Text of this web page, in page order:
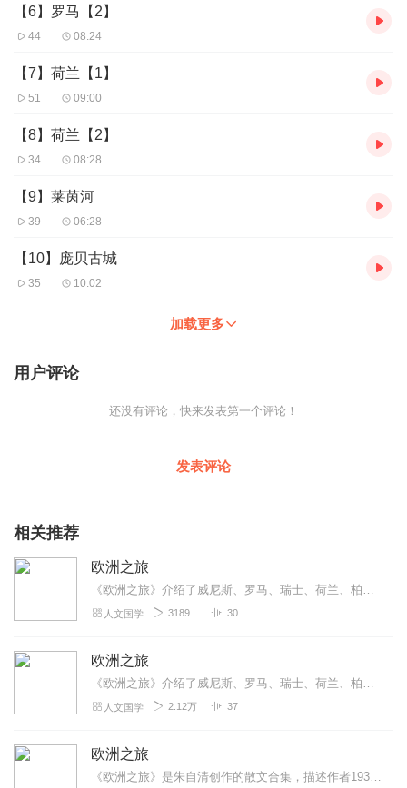
【6】罗马【2】
44 08:24
【7】荷兰【1】
51 09:00
【8】荷兰【2】
34 08:28
【9】莱茵河
39 06:28
【10】庞贝古城
35 10:02
加载更多
用户评论
还没有评论，快来发表第一个评论！
发表评论
相关推荐
欧洲之旅
《欧洲之旅》介绍了威尼斯、罗马、瑞士、荷兰、柏林等。
人文国学 3189 30
欧洲之旅
《欧洲之旅》介绍了威尼斯、罗马、瑞士、荷兰、柏林等。
人文国学 2.12万 37
欧洲之旅
《欧洲之旅》是朱自清创作的散文合集，描述作者1931年赴欧游学经历，记录考察欧洲文明的见闻。全书以巴黎、威尼斯等城市为主线，通过自然景观、建筑艺术及社会观察呈现...